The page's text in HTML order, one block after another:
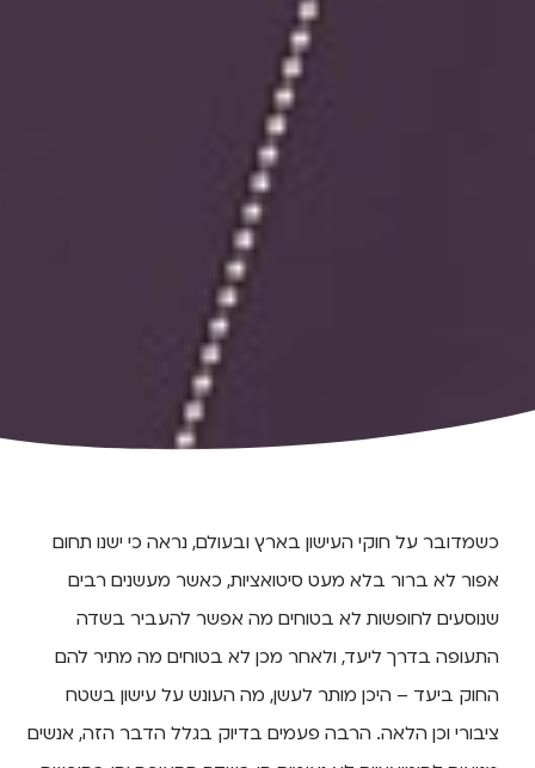
כשמדובר על חוקי העישון בארץ ובעולם, נראה כי ישנו תחום
אפור לא ברור בלא מעט סיטואציות, כאשר מעשנים רבים
שנוסעים לחופשות לא בטוחים מה אפשר להעביר בשדה
התעופה בדרך ליעד, ולאחר מכן לא בטוחים מה מתיר להם
החוק ביעד – היכן מותר לעשן, מה העונש על עישון בשטח
ציבורי וכן הלאה. הרבה פעמים בדיוק בגלל הדבר הזה, אנשים